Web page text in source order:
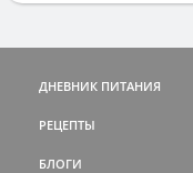
ДНЕВНИК ПИТАНИЯ
РЕЦЕПТЫ
БЛОГИ